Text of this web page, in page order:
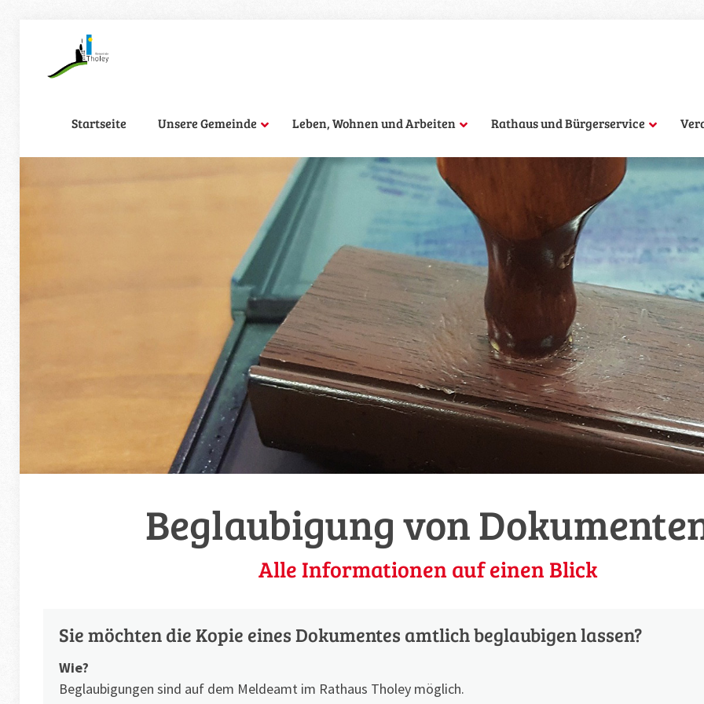
Startseite Unsere Gemeinde Leben, Wohnen und Arbeiten Rathaus und Bürgerservice
Beglaubigung von
Alle Informationen auf einen Blick
Sie möchten die Kopie eines Dokumentes amtlich beglaubigen lassen?
Wie?
Beglaubigungen sind auf dem Meldeamt im Rathaus Tholey möglich.